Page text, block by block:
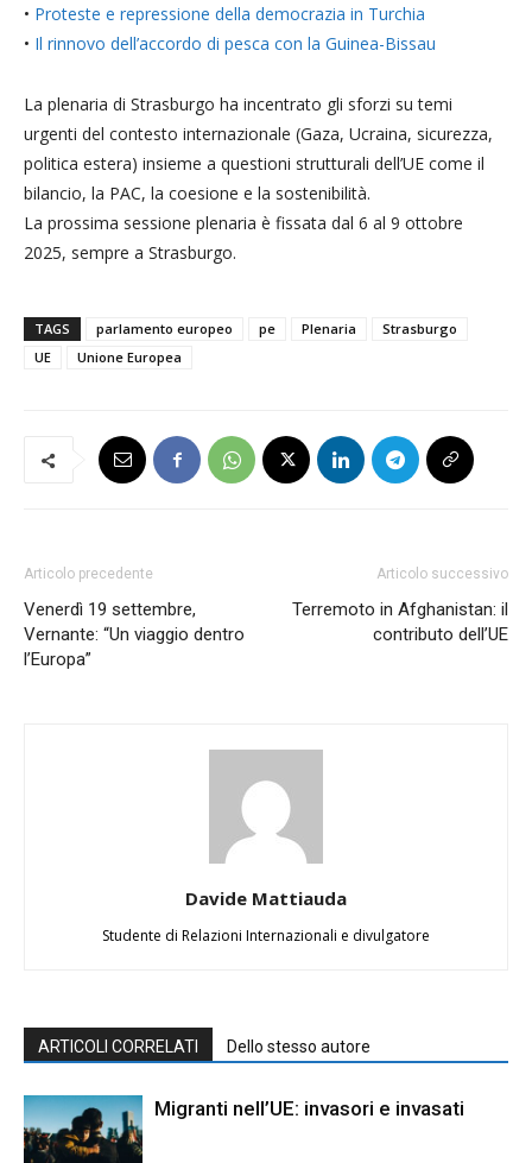
• Proteste e repressione della democrazia in Turchia
• Il rinnovo dell’accordo di pesca con la Guinea-Bissau
La plenaria di Strasburgo ha incentrato gli sforzi su temi
urgenti del contesto internazionale (Gaza, Ucraina, sicurezza,
politica estera) insieme a questioni strutturali dell’UE come il
bilancio, la PAC, la coesione e la sostenibilità.
La prossima sessione plenaria è fissata dal 6 al 9 ottobre
2025, sempre a Strasburgo.
TAGS parlamento europeo pe Plenaria
Strasburgo
UE
Unione Europea
Articolo precedente
Venerdì 19 settembre,
Vernante: “Un viaggio dentro
l’Europa”
Articolo successivo
Terremoto in Afghanistan: il
contributo dell’UE
Davide Mattiauda
Studente di Relazioni Internazionali e divulgatore
ARTICOLI CORRELATI Dello stesso autore
Migranti nell’UE: invasori e invasati